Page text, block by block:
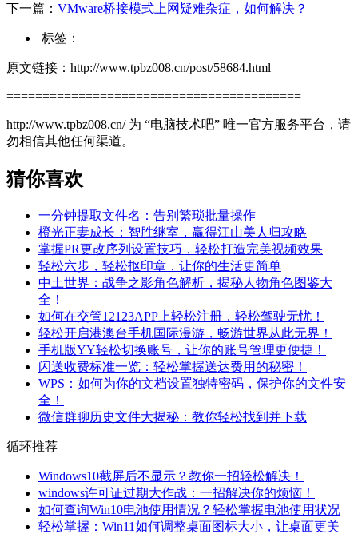
下一篇： VMware桥接模式上网疑难杂症，如何解决？
标签：
原文链接：http://www.tpbz008.cn/post/58684.html
=========================================
http://www.tpbz008.cn/ 为 “电脑技术吧” 唯一官方服务平台，请
勿相信其他任何渠道。
猜你喜欢
一分钟提取文件名：告别繁琐批量操作
橙光正妻成长：智胜继室，赢得江山美人归攻略
掌握PR更改序列设置技巧，轻松打造完美视频效果
轻松六步，轻松抠印章，让你的生活更简单
中土世界：战争之影角色解析，揭秘人物角色图鉴大
全！
如何在交管12123APP上轻松注册，轻松驾驶无忧！
轻松开启港澳台手机国际漫游，畅游世界从此无界！
手机版YY轻松切换账号，让你的账号管理更便捷！
闪送收费标准一览：轻松掌握送达费用的秘密！
WPS：如何为你的文档设置独特密码，保护你的文件安
全！
微信群聊历史文件大揭秘：教你轻松找到并下载
循环推荐
Windows10截屏后不显示？教你一招轻松解决！
windows许可证过期大作战：一招解决你的烦恼！
如何查询Win10电池使用情况？轻松掌握电池使用状况
轻松掌握：Win11如何调整桌面图标大小，让桌面更美